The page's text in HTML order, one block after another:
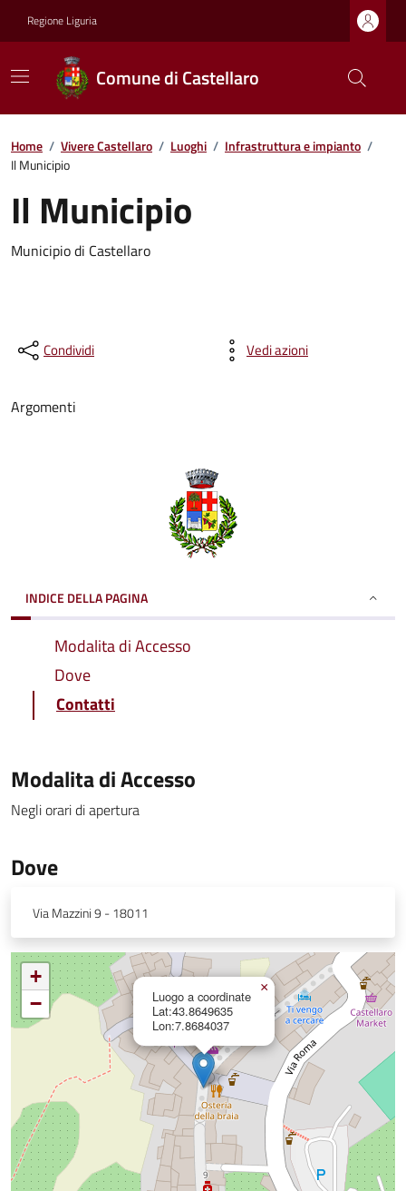
Regione Liguria
Comune di Castellaro
Home / Vivere Castellaro / Luoghi / Infrastruttura e impianto /
Il Municipio
Il Municipio
Municipio di Castellaro
Condividi Vedi azioni
Argomenti
INDICE DELLA PAGINA
Modalita di Accesso
Dove
Contatti
Modalita di Accesso
Negli orari di apertura
Dove
Via Mazzini 9 - 18011
Luogo a coordinate
Lat:43.8649635
Lon:7.8684037
×
+
−